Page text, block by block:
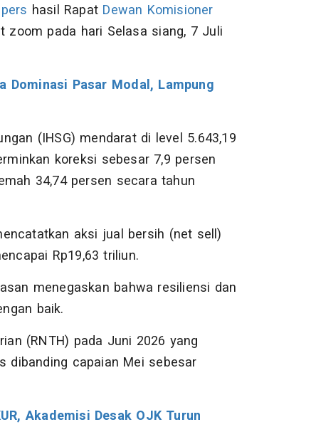
hasil Rapat Dewan Komisioner
zoom pada hari Selasa siang, 7 Juli
Dominasi Pasar Modal, Lampung
(IHSG) mendarat di level 5.643,19
koreksi sebesar 7,9 persen
34,74 persen secara tahun
aksi jual bersih (net sell)
Rp19,63 triliun.
menegaskan bahwa resiliensi dan
baik.
(RNTH) pada Juni 2026 yang
dibanding capaian Mei sebesar
Akademisi Desak OJK Turun